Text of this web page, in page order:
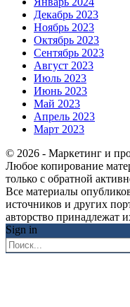
Декабрь 2023
Ноябрь 2023
Октябрь 2023
Сентябрь 2023
Август 2023
Июль 2023
Июнь 2023
Май 2023
Апрель 2023
Март 2023
© 2026 - Маркетинг и
Любое копирование
только с обратной
Все материалы
источников и других
авторство принадлежат
Sign in